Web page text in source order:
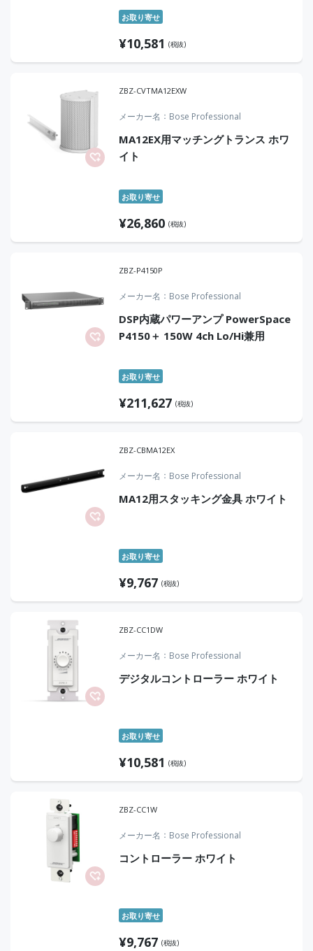
お取り寄せ
¥10,581 (税抜)
ZBZ-CVTMA12EXW
メーカー名 Bose Professional
MA12EX用マッチングトランス ホワ
イト
お取り寄せ
¥26,860 (税抜)
ZBZ-P4150P
メーカー名 Bose Professional
DSP内蔵パワーアンプ PowerSpace
P4150＋ 150W 4ch Lo/Hi兼用
お取り寄せ
¥211,627 (税抜)
ZBZ-CBMA12EX
メーカー名 Bose Professional
MA12用スタッキング金具 ホワイト
お取り寄せ
¥9,767 (税抜)
ZBZ-CC1DW
メーカー名 Bose Professional
デジタルコントローラー ホワイト
お取り寄せ
¥10,581 (税抜)
ZBZ-CC1W
メーカー名 Bose Professional
コントローラー ホワイト
お取り寄せ
¥9,767 (税抜)